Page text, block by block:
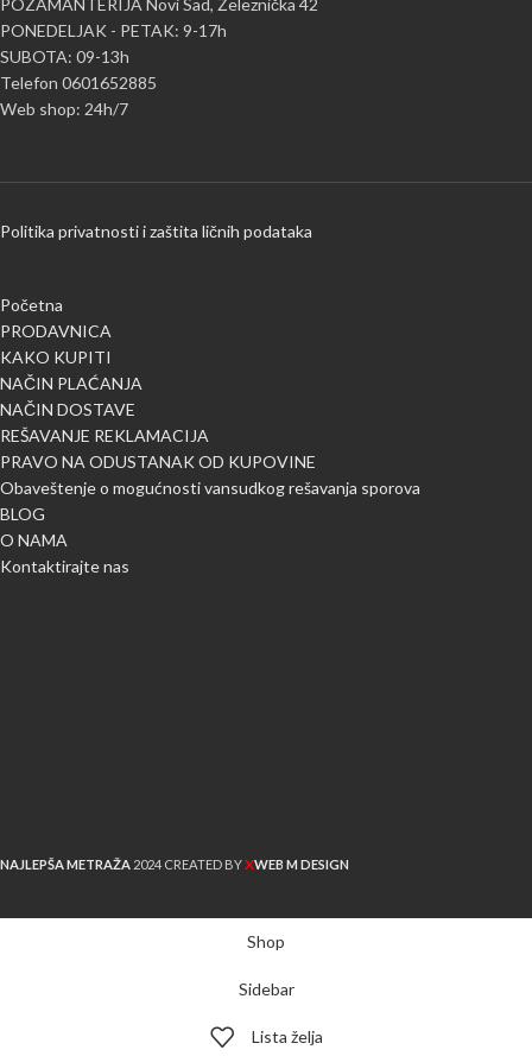
POZAMANTERIJA Novi Sad, Železnička 42
PONEDELJAK - PETAK: 9-17h
SUBOTA: 09-13h
Telefon 0601652885
Web shop: 24h/7
Politika privatnosti i zaštita ličnih podataka
Početna
PRODAVNICA
KAKO KUPITI
NAČIN PLAĆANJA
NAČIN DOSTAVE
REŠAVANJE REKLAMACIJA
PRAVO NA ODUSTANAK OD KUPOVINE
Obaveštenje o mogućnosti vansudkog rešavanja sporova
BLOG
O NAMA
Kontaktirajte nas
NAJLEPŠA METRAŽA 2024 CREATED BYXWEB M DESIGN
Shop
Sidebar
Lista želja